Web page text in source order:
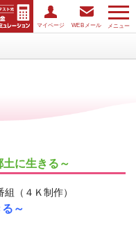
メニュー
マイページ WEBメール
に生きる～
（４Ｋ制作）
～